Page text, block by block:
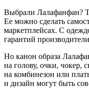
Выбрали Лалафанфан?
Ее можно сделать
маркетплейсах. С
гарантий
Но канон образа
на голову, очки, чокер,
на комбинезон или
и дизайн могут быть